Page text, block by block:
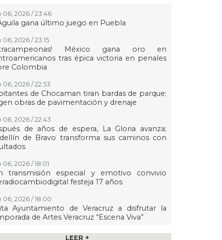
06, 2026 / 23:46
gana último juego en Puebla
06, 2026 / 23:15
México gana oro en
tras épica victoria en penales
Colombia
06, 2026 / 22:53
de Chocaman tiran bardas de parque;
obras de pavimentación y drenaje
06, 2026 / 22:43
de años de espera, La Gloria avanza;
de Bravo transforma sus caminos con
06, 2026 / 18:01
transmisión especial y emotivo convivio
festeja 17 años
06, 2026 / 18:00
Ayuntamiento de Veracruz a disfrutar la
de Artes Veracruz “Escena Viva”
06, 2026 / 16:56 LEER +